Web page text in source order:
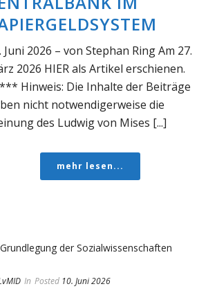
Juni 2026 – von Stephan Ring Am 27.
2026 HIER als Artikel erschienen.
Hinweis: Die Inhalte der Beiträge
nicht notwendigerweise die
des Ludwig von Mises [...]
mehr lesen...
In Posted 10. Juni 2026